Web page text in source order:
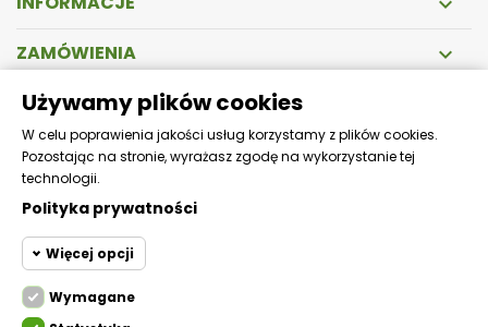
ZAMÓWIENIA 
Używamy plików cookies
W celu poprawienia jakości usług korzystamy z plików cookies.
Pozostając na stronie, wyrażasz zgodę na wykorzystanie tej
technologii.
Polityka prywatności
Więcej opcji
Wymagane
DOSTAWA
Zapewniamy szybką i bezpieczną wysyłkę!